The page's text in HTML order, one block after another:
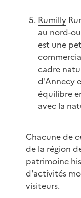
Rumilly
au nord-
est une
cadre
d'Annecy
équilibre
avec la
Chacune de
de la région
patrimoine
d'activités
visiteurs.